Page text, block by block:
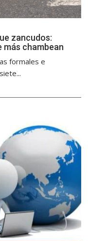
zancudos:
chambean
formales e